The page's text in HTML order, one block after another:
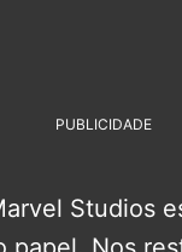
PUBLICIDADE
Studios